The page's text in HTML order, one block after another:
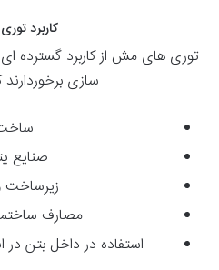
کاربرد
توری های مش از کاربرد گسترده
سازی برخوردارند
صنایع
زیرساخت
مصارف
استفاده در داخل بتن در